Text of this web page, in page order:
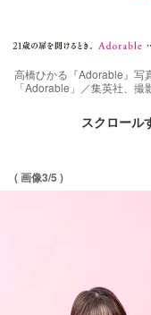
高橋ひかる『Adorable』写
「Adorable」／集英社、撮
スクロール
( 画像3/5 )